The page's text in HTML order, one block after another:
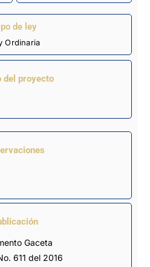
de ley
Ordinaria
del proyecto
Gaceta
611 del 2016